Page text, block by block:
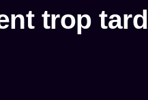
trop tard